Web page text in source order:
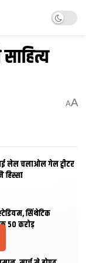
AA
लेल चलाओल गेल ट्वीटर
सिंथेटिक
50 करोड़